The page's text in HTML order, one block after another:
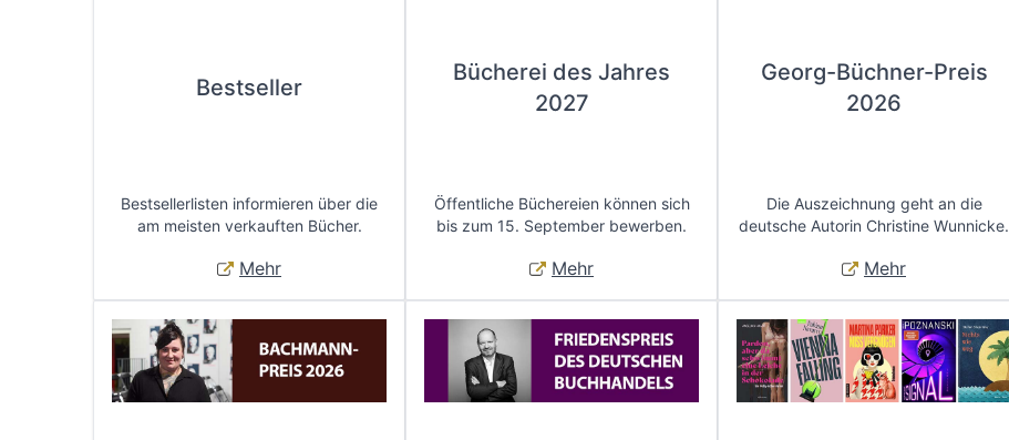
Bestseller
Bestsellerlisten informieren über die
am meisten verkauften Bücher.
Mehr
Bücherei des Jahres
2027
Öffentliche Büchereien können sich
bis zum 15. September bewerben.
Mehr
Georg-Büchner-Preis
2026
Die Auszeichnung geht an die
deutsche Autorin Christine Wunnicke.
Mehr